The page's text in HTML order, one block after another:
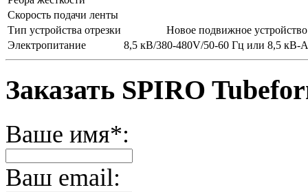
Скорость подачи ленты
Тип устройства отрезки
Новое подвижное
Электропитание
8,5 кВ/380-480V/50-60 Гц или 8,5 кВ-
Заказать SPIRO
Ваше имя*:
Ваш email: